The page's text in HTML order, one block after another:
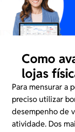
Como
lojas
Para mensurar a
preciso utilizar
desempenho de
atividade. Dos